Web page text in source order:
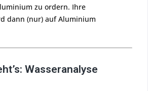
zu ordern. Ihre
dann (nur) auf Aluminium
Wasseranalyse